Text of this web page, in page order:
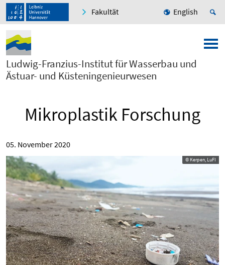
Fakultät English
Ludwig-Franzius-Institut für Wasserbau und
Ästuar- und Küsteningenieurwesen
Mikroplastik Forschung
05. November 2020
© Kerpen, LuFI